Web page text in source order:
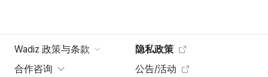
Wadiz 政策与条款
隐私政策
合作咨询
公告/活动